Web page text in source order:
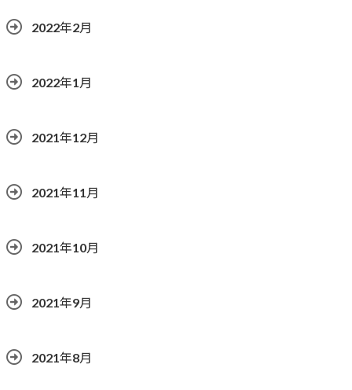
2022年2月
2022年1月
2021年12月
2021年11月
2021年10月
2021年9月
2021年8月